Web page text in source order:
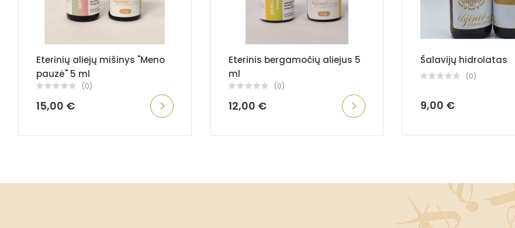
Eterinių aliejų mišinys "Meno
pauzė" 5 ml
(0)
15,00 €
Eterinis bergamočių aliejus 5
ml
(0)
12,00 €
Šalavijų hidrolatas
(0)
9,00 €